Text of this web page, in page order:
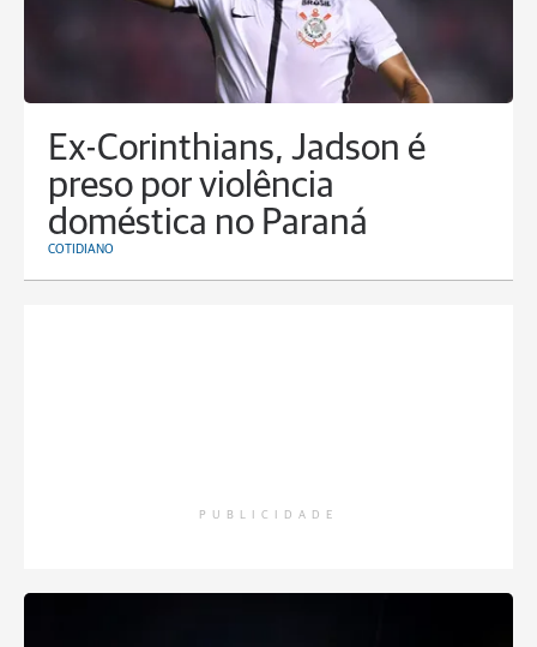
Ex-Corinthians, Jadson é
preso por violência
doméstica no Paraná
COTIDIANO
PUBLICIDADE